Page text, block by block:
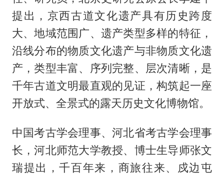
提出，京西古道文化遗产具有历史跨度
大、地域范围广、遗产类型多样的特征，
沿线分布的物质文化遗产与非物质文化遗
产，类型丰富、序列完整、层次清晰，是
千年古道文明最直观的见证，构筑起一座
开放式、全景式的露天历史文化博物馆。
中国考古学会理事、河北省考古学会理事
长，河北师范大学教授、博士生导师张文
瑞提出，千百年来，商旅往来、戍边屯